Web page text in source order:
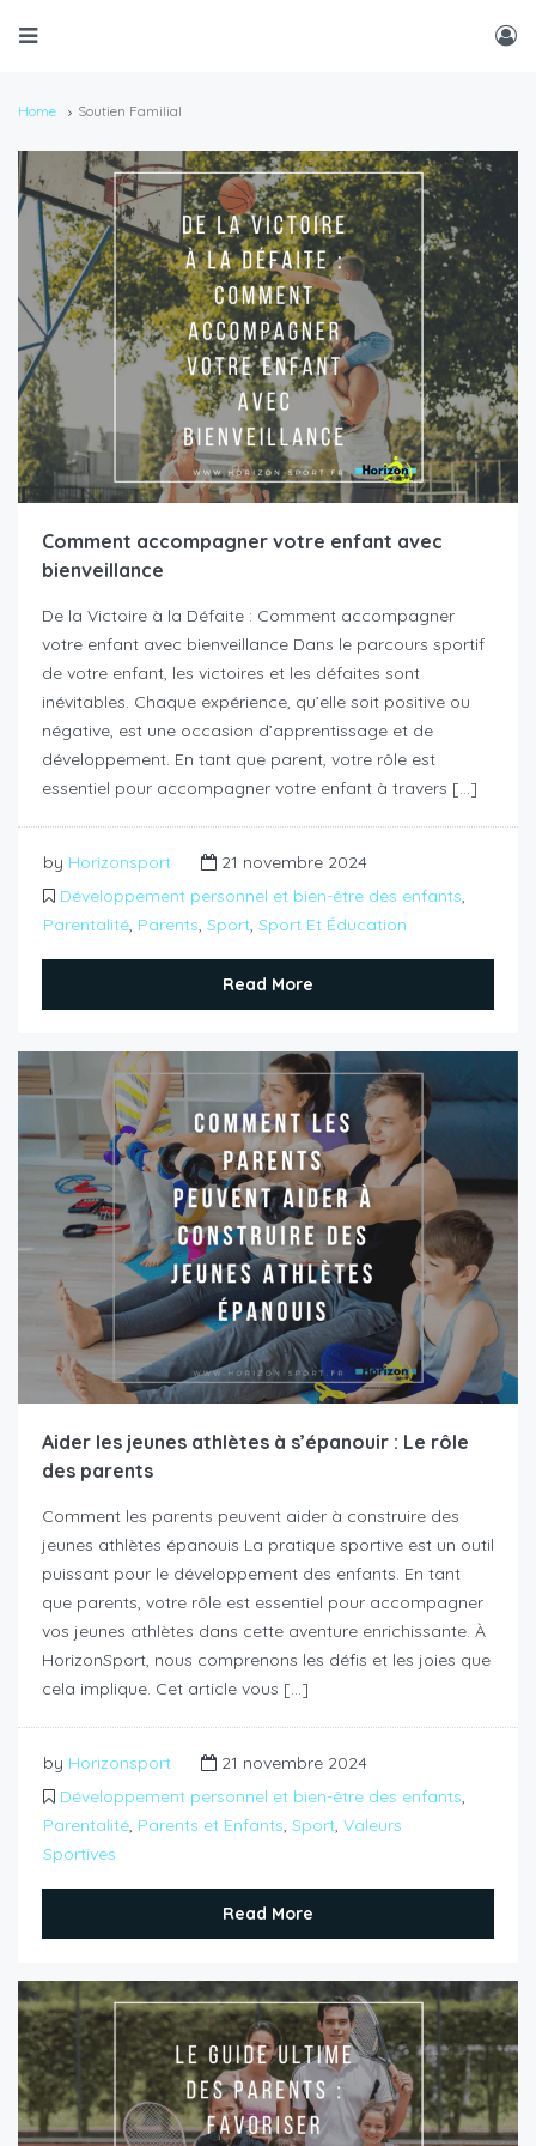
Home Soutien Familial
Comment accompagner votre enfant avec
bienveillance
De la Victoire à la Défaite : Comment accompagner
votre enfant avec bienveillance Dans le parcours sportif
de votre enfant, les victoires et les défaites sont
inévitables. Chaque expérience, qu’elle soit positive ou
négative, est une occasion d’apprentissage et de
développement. En tant que parent, votre rôle est
essentiel pour accompagner votre enfant à travers […]
by Horizonsport
21 novembre 2024
Développement personnel et bien-être des enfants,
Parentalité, Parents, Sport, Sport Et Éducation
Read More
Aider les jeunes athlètes à s’épanouir : Le rôle
des parents
Comment les parents peuvent aider à construire des
jeunes athlètes épanouis La pratique sportive est un outil
puissant pour le développement des enfants. En tant
que parents, votre rôle est essentiel pour accompagner
vos jeunes athlètes dans cette aventure enrichissante. À
HorizonSport, nous comprenons les défis et les joies que
cela implique. Cet article vous […]
by Horizonsport
21 novembre 2024
Développement personnel et bien-être des enfants,
Parentalité, Parents et Enfants, Sport, Valeurs
Sportives
Read More